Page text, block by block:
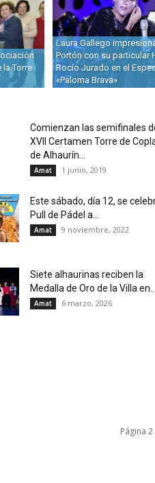
Torre
Laura Gallego
Portón con su particular
Rocío Jurado en el
«Paloma Brava»
Comienzan las semifinales
XVII Certamen Torre de
de Alhaurín...
Amat 1 junio, 2019
Este sábado, día 12, se
Pull de Pádel a...
Amat 9 noviembre, 2022
Siete alhaurinas reciben la
Medalla de Oro de la Villa en...
Amat 6 marzo, 2026
Página